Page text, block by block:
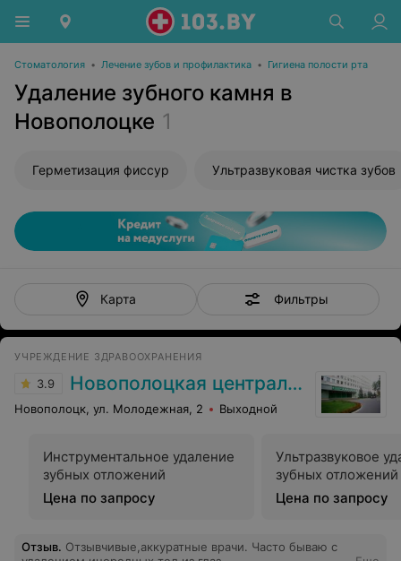
Стоматология • Лечение зубов и профилактика • Гигиена полости рта
Удаление зубного камня в
Новополоцке 1
Герметизация фиссур Ультразвуковая чистка зубов
Карта Фильтры
УЧРЕЖДЕНИЕ ЗДРАВООХРАНЕНИЯ
3.9 Новополоцкая центральная городская больница
Новополоцк, ул. Молодежная, 2 Выходной
Инструментальное удаление
зубных отложений
Цена по запросу
Ультразвуковое
зубных отложений
Цена по запросу
Отзыв. Отзывчивые,аккуратные врачи. Часто бываю с